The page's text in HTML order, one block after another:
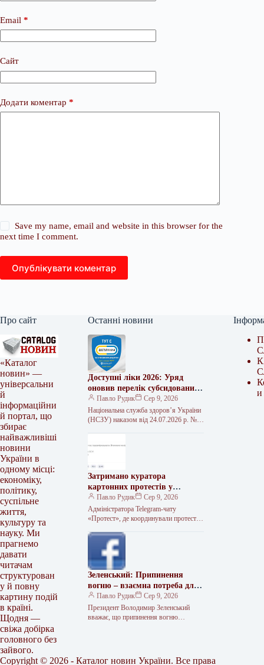
Email *
Сайт
Додати коментар *
Save my name, email and website in this browser for the
next time I comment.
Опублікувати коментар
Про сайт
«Каталог
новин» —
універсальни
й
інформаційни
й портал, що
збирає
найважливіші
новини
України в
одному місці:
економіку,
політику,
суспільне
життя,
культуру та
науку. Ми
прагнемо
давати
читачам
структурован
у й повну
картину подій
в країні.
Щодня —
свіжа добірка
головного без
зайвого.
Останні новини
Доступні ліки 2026: Уряд
оновив перелік субсидованих
препаратів
Павло Рудик
Сер 9, 2026
Національна служба здоров’я України
(НСЗУ) наказом від 24.07.2026 р. №
Затримано куратора
картонних протестів у
Telegram
Павло Рудик
Сер 9, 2026
Адміністратора Telegram-чату
«Протест», де координували протести
Михайла Федорова, затримала поліція.
Після цього канал було видалено з
Зеленський: Припинення
вогню – взаємна потреба для
перемоги
Павло Рудик
Сер 9, 2026
Президент Володимир Зеленський
вважає, що припинення вогню
и
Copyright © 2026 - Каталог новин України. Все права